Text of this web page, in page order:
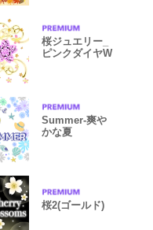
桜ジュエリー_
ピンクダイヤW
Summer-爽や
かな夏
桜2(ゴールド)